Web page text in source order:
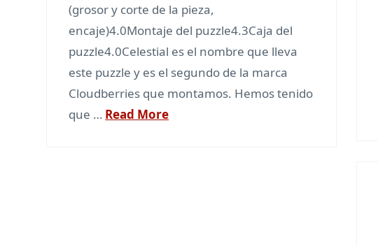
(grosor y corte de la pieza,
encaje)4.0Montaje del puzzle4.3Caja del
puzzle4.0Celestial es el nombre que lleva
este puzzle y es el segundo de la marca
Cloudberries que montamos. Hemos tenido
que … Read More